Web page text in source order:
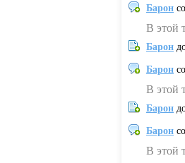
Барон
В этой
Барон
Барон
В этой
Барон
Барон
В этой